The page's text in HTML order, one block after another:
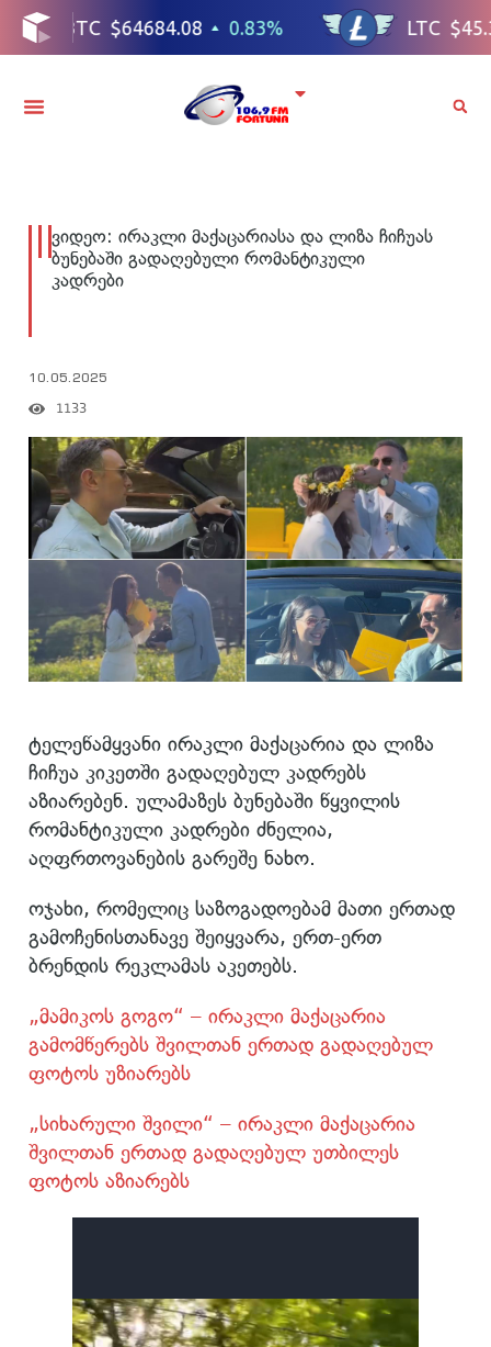
ვიდეო: ირაკლი მაქაცარიასა და ლიზა ჩიჩუას
ბუნებაში გადაღებული რომანტიკული
კადრები
10.05.2025
1133
ტელეწამყვანი ირაკლი მაქაცარია და ლიზა
ჩიჩუა კიკეთში გადაღებულ კადრებს
აზიარებენ. ულამაზეს ბუნებაში წყვილის
რომანტიკული კადრები ძნელია,
აღფრთოვანების გარეშე ნახო.
ოჯახი, რომელიც საზოგადოებამ მათი ერთად
გამოჩენისთანავე შეიყვარა, ერთ-ერთ
ბრენდის რეკლამას აკეთებს.
„მამიკოს გოგო“ – ირაკლი მაქაცარია
გამომწერებს შვილთან ერთად გადაღებულ
ფოტოს უზიარებს
„სიხარული შვილი“ – ირაკლი მაქაცარია
შვილთან ერთად გადაღებულ უთბილეს
ფოტოს აზიარებს